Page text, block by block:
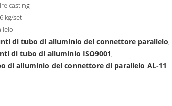
casting
kg/set
di tubo di alluminio del connettore parallelo,
di tubo di alluminio ISO9001,
di alluminio del connettore di parallelo AL-11